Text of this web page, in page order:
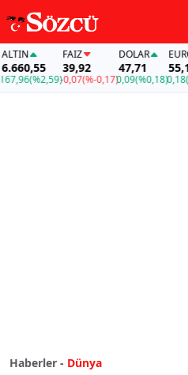
(%2,59)
FAİZ
39,92
-0,07(%-0,17)
DOLAR
47,71
0,09(%0,18)
EURO
55,19
0,18
Haberler - Dünya